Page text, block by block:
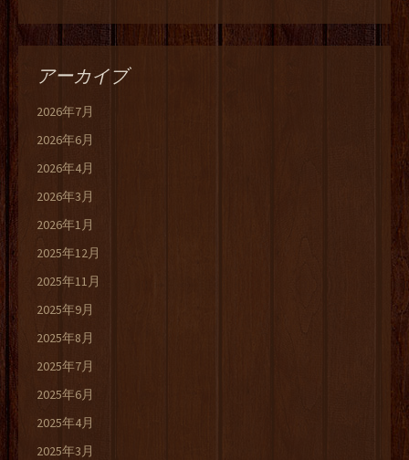
アーカイブ
2026年7月
2026年6月
2026年4月
2026年3月
2026年1月
2025年12月
2025年11月
2025年9月
2025年8月
2025年7月
2025年6月
2025年4月
2025年3月